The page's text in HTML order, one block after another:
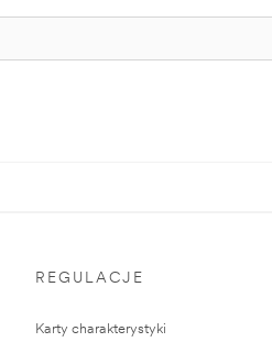
REGULACJE
Karty charakterystyki